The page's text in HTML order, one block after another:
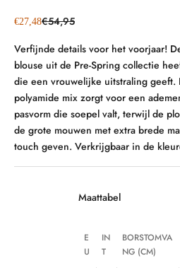
Aanbiedingsprijs
€27,48Normale prijs
€54,95
Verfijnde details voor het voorjaar!
blouse uit de Pre-Spring collectie
die een vrouwelijke uitstraling geeft.
polyamide mix zorgt voor een
pasvorm die soepel valt, terwijl de
de grote mouwen met extra brede
touch geven. Verkrijgbaar in de
Maattabel
E
U
IN
T
BORSTOMVA
NG (CM)